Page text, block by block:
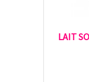
LAIT